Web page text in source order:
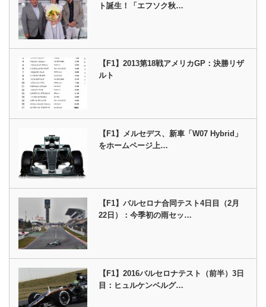
ト誕生！「エフソク秋…
【F1】2013第18戦アメリカGP：決勝リザ
ルト
【F1】メルセデス、新車「W07 Hybrid」
をホームページ上…
【F1】バルセロナ合同テスト4日目（2月
22日）：今季初の雨セッ…
【F1】2016バルセロナテスト（前半）3日
目：ヒュルケンベルグ…